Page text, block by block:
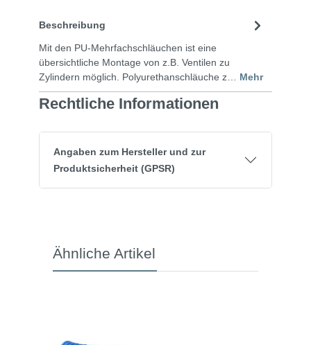
Beschreibung
Mit den PU-Mehrfachschläuchen ist eine
übersichtliche Montage von z.B. Ventilen zu
Zylindern möglich. Polyurethanschläuche z… Mehr
Rechtliche Informationen
Angaben zum Hersteller und zur
Produktsicherheit (GPSR)
Ähnliche Artikel